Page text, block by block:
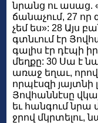
նրանց ու ասաց.
ճանաչում, 27 որ
չեմ ես»: 28 Այս
գտնւում էր
գալիս էր դէպի
մեղքը: 30 Սա է
առաջ եղաւ,
որպէսզի յայտնի
Յովհաննէսը
եւ հանգում նրա
ջրով մկրտելու,